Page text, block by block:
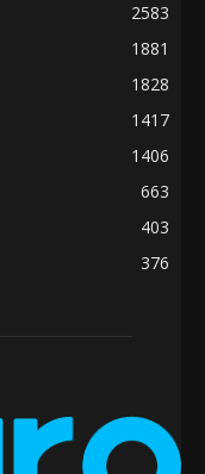
2583
1881
1828
1417
1406
663
403
376